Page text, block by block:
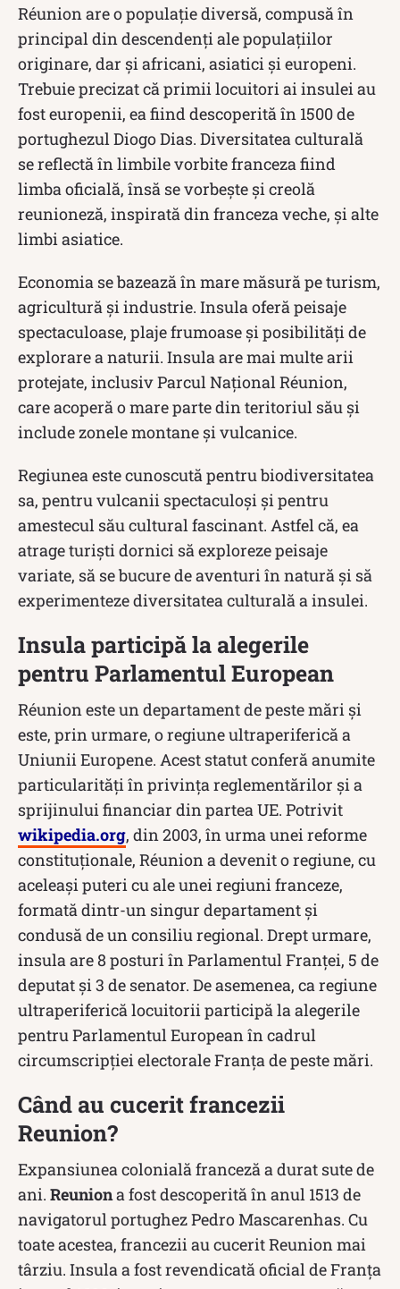
Réunion are o populație diversă, compusă în
principal din descendenți ale populațiilor
originare, dar și africani, asiatici și europeni.
Trebuie precizat că primii locuitori ai insulei au
fost europenii, ea fiind descoperită în 1500 de
portughezul Diogo Dias. Diversitatea culturală
se reflectă în limbile vorbite franceza fiind
limba oficială, însă se vorbește și creolă
reunioneză, inspirată din franceza veche, și alte
limbi asiatice.
Economia se bazează în mare măsură pe turism,
agricultură și industrie. Insula oferă peisaje
spectaculoase, plaje frumoase și posibilități de
explorare a naturii. Insula are mai multe arii
protejate, inclusiv Parcul Național Réunion,
care acoperă o mare parte din teritoriul său și
include zonele montane și vulcanice.
Regiunea este cunoscută pentru biodiversitatea
sa, pentru vulcanii spectaculoși și pentru
amestecul său cultural fascinant. Astfel că, ea
atrage turiști dornici să exploreze peisaje
variate, să se bucure de aventuri în natură și să
experimenteze diversitatea culturală a insulei.
Insula participă la alegerile
pentru Parlamentul European
Réunion este un departament de peste mări și
este, prin urmare, o regiune ultraperiferică a
Uniunii Europene. Acest statut conferă anumite
particularități în privința reglementărilor și a
sprijinului financiar din partea UE. Potrivit
wikipedia.org, din 2003, în urma unei reforme
constituționale, Réunion a devenit o regiune, cu
aceleași puteri cu ale unei regiuni franceze,
formată dintr-un singur departament și
condusă de un consiliu regional. Drept urmare,
insula are 8 posturi în Parlamentul Franței, 5 de
deputat și 3 de senator. De asemenea, ca regiune
ultraperiferică locuitorii participă la alegerile
pentru Parlamentul European în cadrul
circumscripției electorale Franța de peste mări.
Când au cucerit francezii
Reunion?
Expansiunea colonială franceză a durat sute de
ani. Reuniona fost descoperită în anul 1513 de
navigatorul portughez Pedro Mascarenhas. Cu
toate acestea, francezii au cucerit Reunion mai
târziu. Insula a fost revendicată oficial de Franța